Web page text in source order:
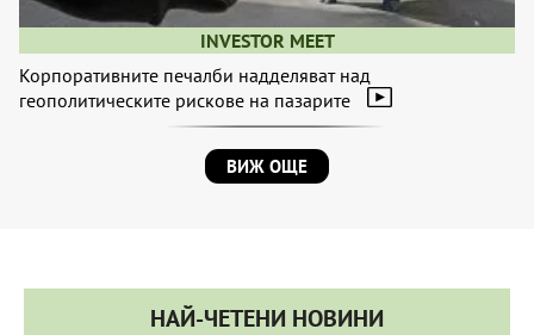
INVESTOR MEET
Корпоративните печалби надделяват над
геополитическите рискове на пазарите
ВИЖ ОЩЕ
НАЙ-ЧЕТЕНИ НОВИНИ